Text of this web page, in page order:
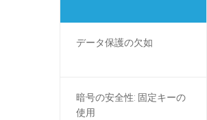
データ保護の欠如
暗号の安全性: 固定キーの
使用